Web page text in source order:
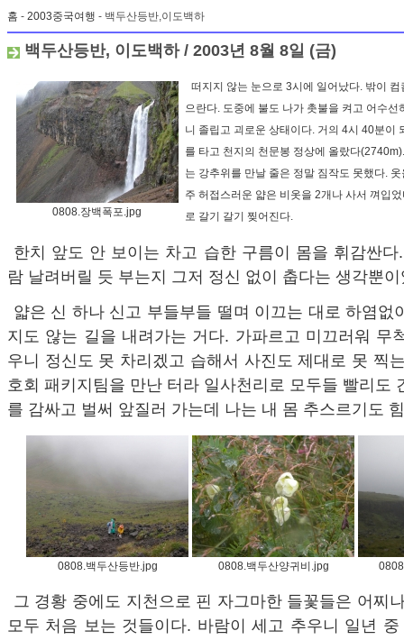
홈 - 2003중국여행 - 백두산등반,이도백하
백두산등반, 이도백하 / 2003년 8월 8일 (금)
0808.장백폭포.jpg
떠지지 않는 눈으로 3시에 일어났다. 밖이
으란다. 도중에 불도 나가 촛불을 켜고 어수선
니 졸립고 괴로운 상태이다. 거의 4시 40분이
를 타고 천지의 천문봉 정상에 올랐다
는 강추위를 만날 줄은 정말 짐작도 못했다.
주 허접스러운 얇은 비옷을 2개나 사서 껴입
로 갈기 갈기 찢어진다.
한치 앞도 안 보이는 차고 습한 구름이 몸을 휘감싼
람 날려버릴 듯 부는지 그저 정신 없이 춥다는 생각뿐
얇은 신 하나 신고 부들부들 떨며 이끄는 대로 하염없
지도 않는 길을 내려가는 거다. 가파르고 미끄러워 무
우니 정신도 못 차리겠고 습해서 사진도 제대로 못 찍
호회 패키지팀을 만난 터라 일사천리로 모두들 빨리도
를 감싸고 벌써 앞질러 가는데 나는 내 몸 추스르기도
0808.백두산등반.jpg 0808.백두산양귀비.jpg
그 경황 중에도 지천으로 핀 자그마한 들꽃들은 어찌
모두 처음 보는 것들이다. 바람이 세고 추우니 일년